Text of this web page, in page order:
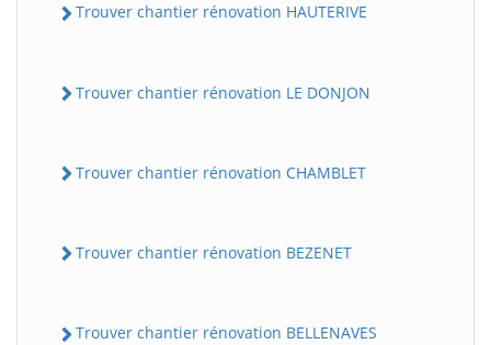
Trouver chantier rénovation HAUTERIVE
Trouver chantier rénovation LE DONJON
Trouver chantier rénovation CHAMBLET
Trouver chantier rénovation BEZENET
Trouver chantier rénovation BELLENAVES